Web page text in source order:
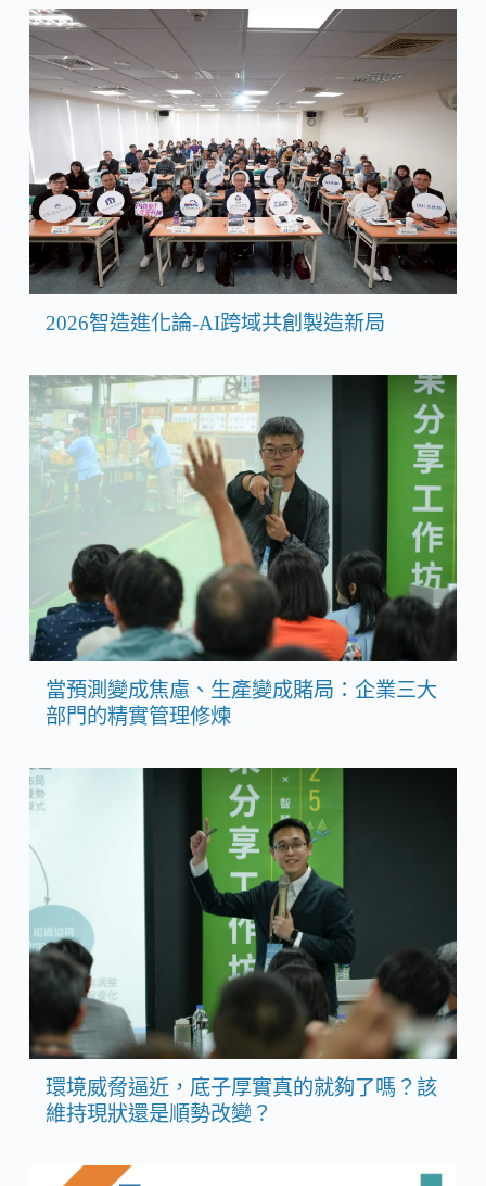
2026智造進化論-AI跨域共創製造新局
當預測變成焦慮、生產變成賭局：企業三大
部門的精實管理修煉
環境威脅逼近，底子厚實真的就夠了嗎？該
維持現狀還是順勢改變？